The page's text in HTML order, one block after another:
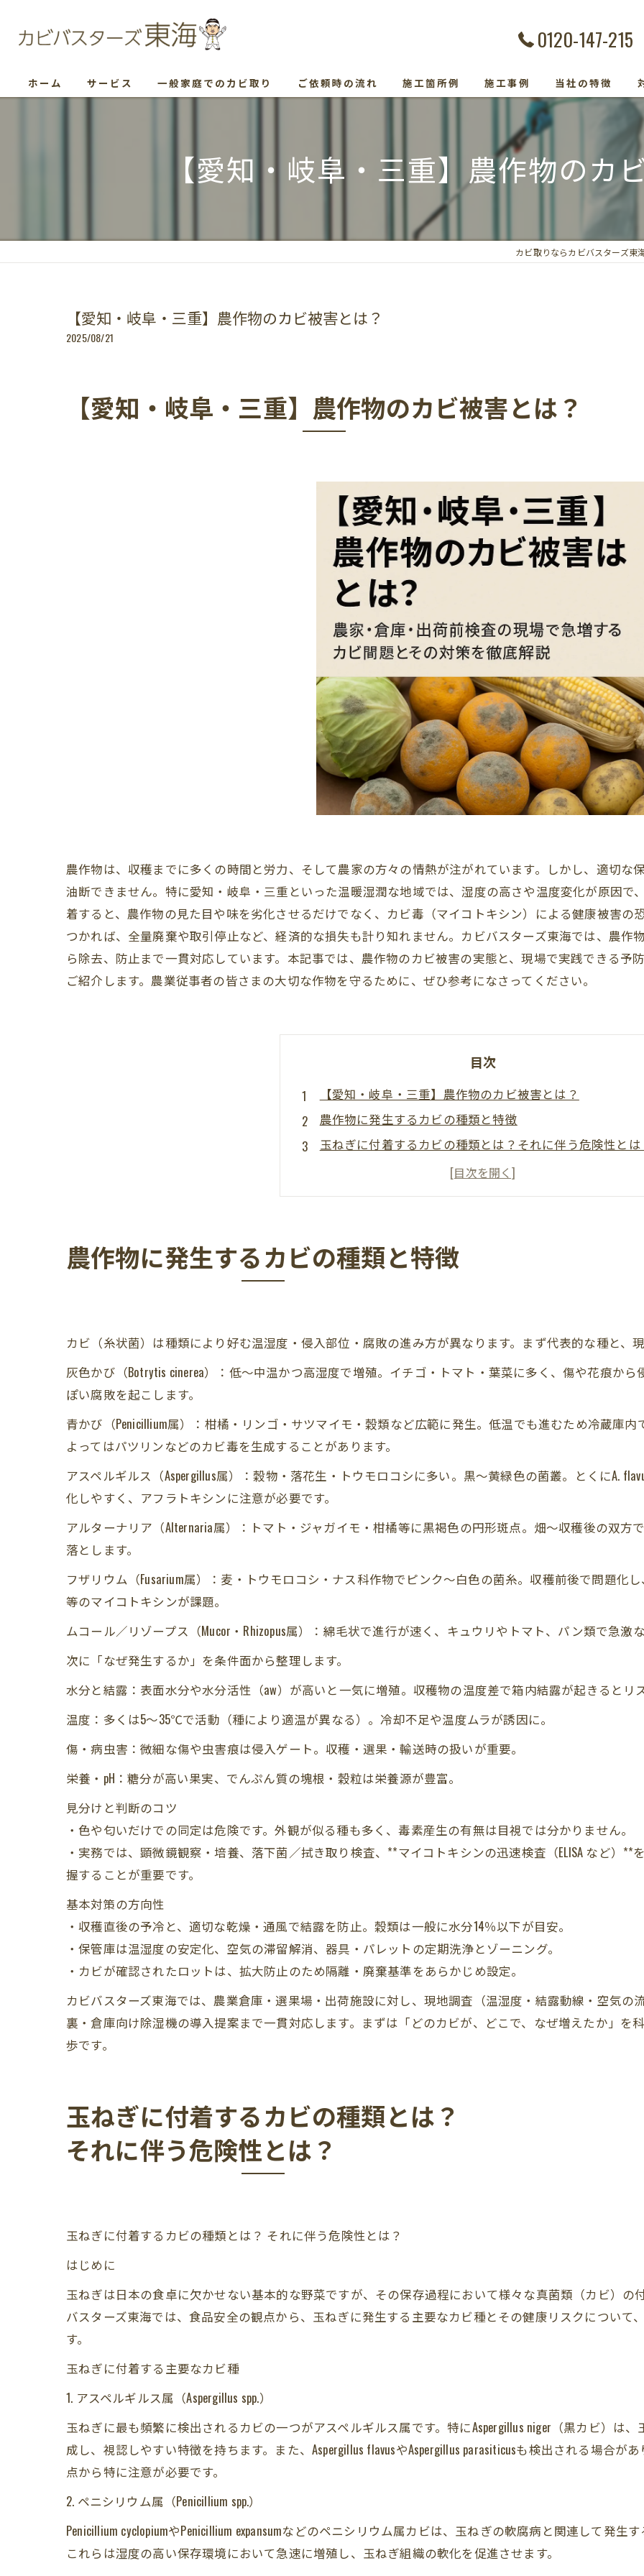
0120-147-215
ホーム サービス 一般家庭でのカビ取り ご依頼時の流れ 施工箇所例 施工事例 当社の特徴
防カビ
カビ取り専門
カビ検査
【愛知・岐阜・三重】農作物のカ
カビ取りならカビバスターズ東
【愛知・岐阜・三重】農作物のカビ被害とは？
2025/08/21
【愛知・岐阜・三重】農作物のカビ被害とは？
農作物は、収穫までに多くの時間と労力、そして農家の方々の情熱が注がれています。しかし、適切な
油断できません。特に愛知・岐阜・三重といった温暖湿潤な地域では、湿度の高さや温度変化が原因で
着すると、農作物の見た目や味を劣化させるだけでなく、カビ毒（マイコトキシン）による健康被害の
つかれば、全量廃棄や取引停止など、経済的な損失も計り知れません。カビバスターズ東海では、農作
ら除去、防止まで一貫対応しています。本記事では、農作物のカビ被害の実態と、現場で実践できる予
ご紹介します。農業従事者の皆さまの大切な作物を守るために、ぜひ参考になさってください。
目次
【愛知・岐阜・三重】農作物のカビ被害とは？
農作物に発生するカビの種類と特徴
玉ねぎに付着するカビの種類とは？それに伴う危険性と
愛知・岐阜・三重でカビ被害が増える理由
どうしたらいいの？いちごに発生したカビを食べてしまっ
カビによる農作物の品質低下と健康リスク
収穫後の保管・輸送中に発生するカビの原因
農作物の価値を守るための早期カビ対策と相談窓口
農作物に発生するカビの種類と特徴
カビ（糸状菌）は種類により好む温湿度・侵入部位・腐敗の進み方が異なります。まず代表的な種と、
灰色かび（Botrytis cinerea）：低～中温かつ高湿度で増殖。イチゴ・トマト・葉菜に多く、傷や花痕か
ぽい腐敗を起こします。
青かび（Penicillium属）：柑橘・リンゴ・サツマイモ・穀類など広範に発生。低温でも進むため冷蔵庫
よってはパツリンなどのカビ毒を生成することがあります。
アスペルギルス（Aspergillus属）：穀物・落花生・トウモロコシに多い。黒～黄緑色の菌叢。とくにA.
化しやすく、アフラトキシンに注意が必要です。
アルターナリア（Alternaria属）：トマト・ジャガイモ・柑橘等に黒褐色の円形斑点。畑～収穫後の双
落とします。
フザリウム（Fusarium属）：麦・トウモロコシ・ナス科作物でピンク～白色の菌糸。収穫前後で問題化
等のマイコトキシンが課題。
ムコール／リゾープス（Mucor・Rhizopus属）：綿毛状で進行が速く、キュウリやトマト、パン類で急激
次に「なぜ発生するか」を条件面から整理します。
水分と結露：表面水分や水分活性（aw）が高いと一気に増殖。収穫物の温度差で箱内結露が起きるとリ
温度：多くは5～35℃で活動（種により適温が異なる）。冷却不足や温度ムラが誘因に。
傷・病虫害：微細な傷や虫害痕は侵入ゲート。収穫・選果・輸送時の扱いが重要。
栄養・pH：糖分が高い果実、でんぷん質の塊根・穀粒は栄養源が豊富。
見分けと判断のコツ
・色や匂いだけでの同定は危険です。外観が似る種も多く、毒素産生の有無は目視では分かりません。
・実務では、顕微鏡観察・培養、落下菌／拭き取り検査、**マイコトキシンの迅速検査（ELISA など）
握することが重要です。
基本対策の方向性
・収穫直後の予冷と、適切な乾燥・通風で結露を防止。穀類は一般に水分14％以下が目安。
・保管庫は温湿度の安定化、空気の滞留解消、器具・パレットの定期洗浄とゾーニング。
・カビが確認されたロットは、拡大防止のため隔離・廃棄基準をあらかじめ設定。
カビバスターズ東海では、農業倉庫・選果場・出荷施設に対し、現地調査（温湿度・結露動線・空気
裏・倉庫向け除湿機の導入提案まで一貫対応します。まずは「どのカビが、どこで、なぜ増えたか」を
歩です。
玉ねぎに付着するカビの種類とは？
それに伴う危険性とは？
玉ねぎに付着するカビの種類とは？ それに伴う危険性とは？
はじめに
玉ねぎは日本の食卓に欠かせない基本的な野菜ですが、その保存過程において様々な真菌類（カビ）の
バスターズ東海では、食品安全の観点から、玉ねぎに発生する主要なカビ種とその健康リスクについて
す。
玉ねぎに付着する主要なカビ種
1. アスペルギルス属（Aspergillus spp.）
玉ねぎに最も頻繁に検出されるカビの一つがアスペルギルス属です。特にAspergillus niger（黒カビ）は
成し、視認しやすい特徴を持ちます。また、Aspergillus flavusやAspergillus parasiticusも検出される場合
点から特に注意が必要です。
2. ペニシリウム属（Penicillium spp.）
Penicillium cyclopiumやPenicillium expansumなどのペニシリウム属カビは、玉ねぎの軟腐病と関連して発
これらは湿度の高い保存環境において急速に増殖し、玉ねぎ組織の軟化を促進させます。